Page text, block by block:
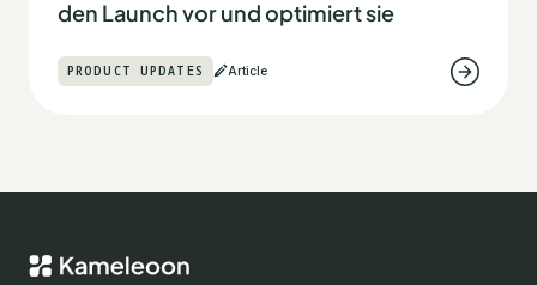
den Launch vor und optimiert sie
PRODUCT UPDATES Article